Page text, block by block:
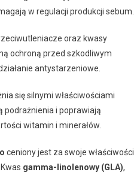
w regulacji produkcji sebum.
oraz kwasy
ochroną przed szkodliwym
antystarzeniowe.
się silnymi właściwościami
podrażnienia i poprawiają
witamin i minerałów.
ceniony jest za swoje właściwości
gamma-linolenowy (GLA),